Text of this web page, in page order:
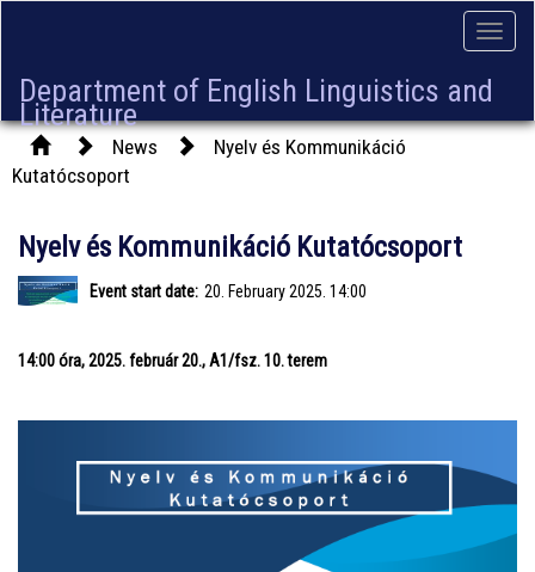
Toggle
Department of English Linguistics and
Literature
News
Nyelv és Kommunikáció
Kutatócsoport
Nyelv és Kommunikáció Kutatócsoport
Event start date: 20. February 2025. 14:00
14:00 óra, 2025. február 20., A1/fsz. 10. terem